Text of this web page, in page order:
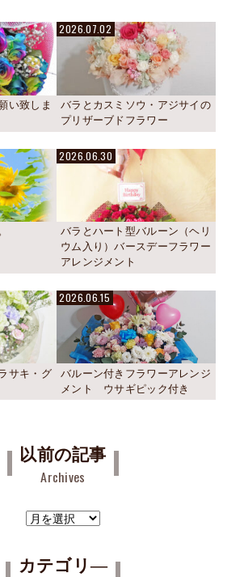
い致しま
2026.07.02
バラとカスミソウ・アジサイの
プリザーブドフラワー
2026.06.30
バラとハート型バルーン（ヘリ
ウム入り）バースデーフラワー
アレンジメント
サキ・グ
2026.06.15
バルーン付きフラワーアレンジ
メント ウサギピック付き
以前の記事
Archives
ア
イ
カテゴリ―